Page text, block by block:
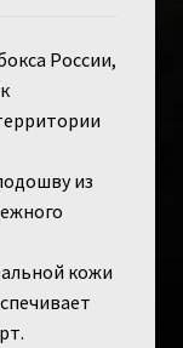
России,
из
кожи